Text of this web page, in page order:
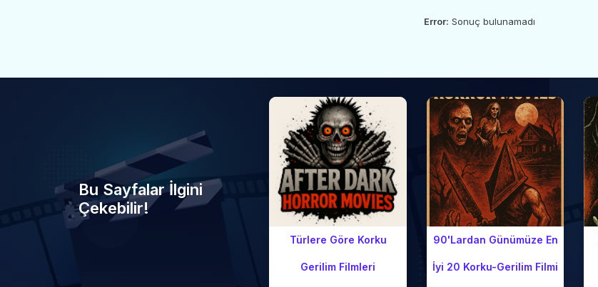
Error: Sonuç bulunamadı
Bu Sayfalar İlgini
Çekebilir!
Türlere Göre Korku
Gerilim Filmleri
90'lardan Günümüze En
İyi 20 Korku-Gerilim Filmi